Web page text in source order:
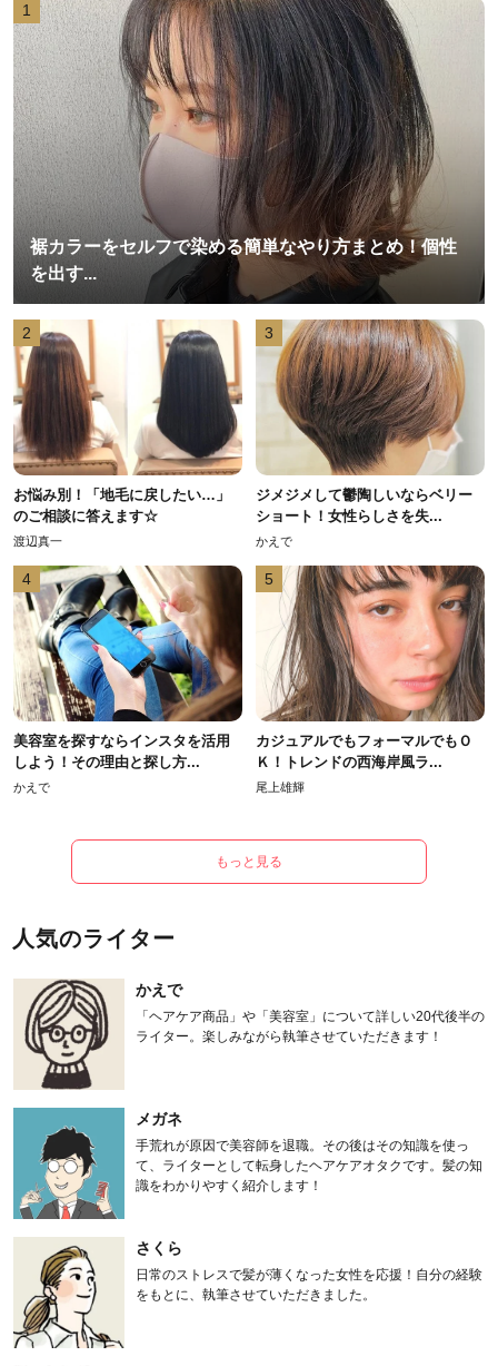
1
裾カラーをセルフで染める簡単なやり方まとめ！個性
を出す...
2
お悩み別！「地毛に戻したい…」
のご相談に答えます☆
渡辺真一
3
ジメジメして鬱陶しいならベリー
ショート！女性らしさを失...
かえで
4
美容室を探すならインスタを活用
しよう！その理由と探し方...
かえで
5
カジュアルでもフォーマルでもＯ
Ｋ！トレンドの西海岸風ラ...
尾上雄輝
もっと見る
人気のライター
かえで
「ヘアケア商品」や「美容室」について詳しい20代後半の
ライター。楽しみながら執筆させていただきます！
メガネ
手荒れが原因で美容師を退職。その後はその知識を使っ
て、ライターとして転身したヘアケアオタクです。髪の知
識をわかりやすく紹介します！
さくら
日常のストレスで髪が薄くなった女性を応援！自分の経験
をもとに、執筆させていただきました。